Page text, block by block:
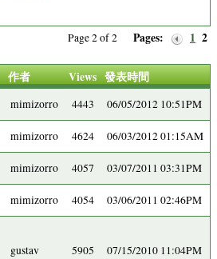
Page 2 of 2 Pages: 1 2
作者 Views 發表時間
mimizorro 4443 06/05/2012 10:51PM
mimizorro 4624 06/03/2012 01:15AM
mimizorro 4057 03/07/2011 03:31PM
mimizorro 4054 03/06/2011 02:46PM
gustav 5905 07/15/2010 11:04PM